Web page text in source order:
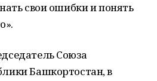
свои ошибки и понять
Союза
Башкортостан, в